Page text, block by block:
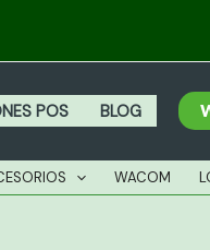
POS BLOG
WACOM